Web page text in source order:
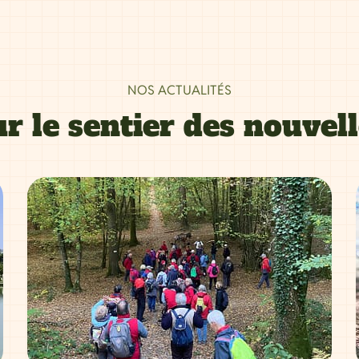
NOS ACTUALITÉS
le sentier des